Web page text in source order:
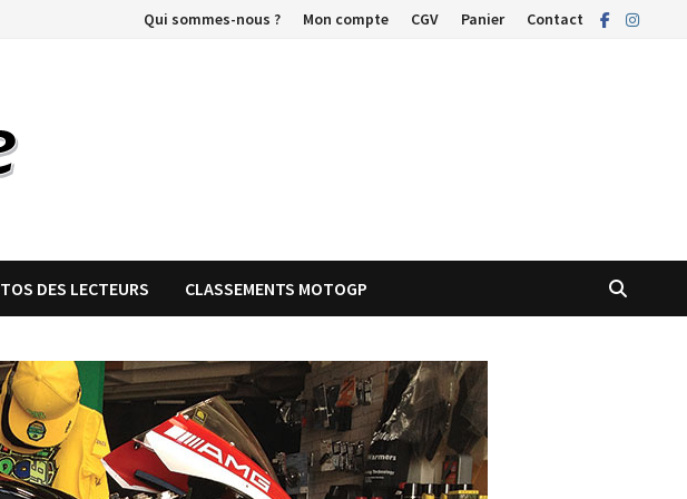
Qui sommes-nous ? Mon compte CGV Panier Contact
DES LECTEURS CLASSEMENTS MOTOGP